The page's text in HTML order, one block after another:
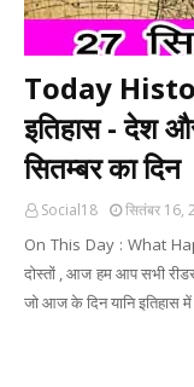
Today
इतिहास - देश
सितम्बर का दिन
Social18 सितंबर 16,
On This Day : What
दोस्तों , आज हम आप सभी
जो आज के दिन यानि